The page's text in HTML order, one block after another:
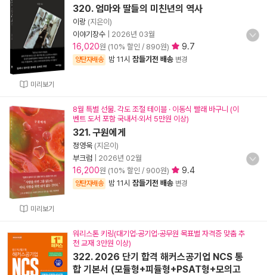
미리보기
320. 엄마와 딸들의 미친년의 역사
이랑 (지은이)
이야기장수
2026년 03월
16,020원 (10% 할인 / 890원) 9.7
양탄자배송 밤 11시 잠들기전 배송 변경
미리보기
8월 특별 선물. 각도 조절 테이블 · 이동식 빨래 바구니 (이
벤트 도서 포함 국내서·외서 5만원 이상)
321. 구원에게
정영욱 (지은이)
부크럼
2026년 02월
16,200원 (10% 할인 / 900원) 9.4
양탄자배송 밤 11시 잠들기전 배송 변경
워리스톤 키링(대기업·공기업·공무원 목표별 자격증 맞춤 추
천 교재 3만원 이상)
322. 2026 단기 합격 해커스공기업 NCS 통
합 기본서 (모듈형+피듈형+PSAT형+모의고